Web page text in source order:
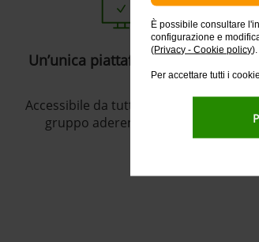
È possibile consultare
configurazione e
(Privacy - Cookie policy).
Per accettare tutti i
Un’unica piattaforma digitale
Accessibile da tutte le aziende del
gruppo aderenti al servizio